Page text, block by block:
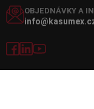
OBJEDNÁVKY A